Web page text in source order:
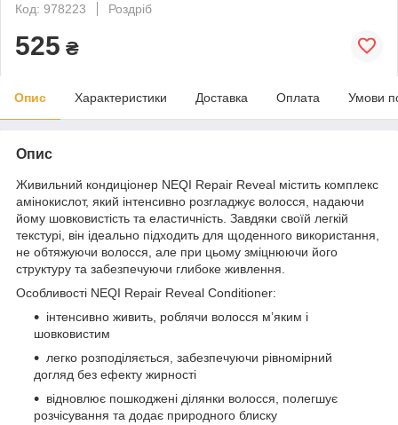
Код: 978223
Роздріб
525 ₴
Опис Характеристики Доставка Оплата Умови
Опис
Живильний кондиціонер NEQI Repair Reveal містить комплекс
амінокислот, який інтенсивно розгладжує волосся, надаючи
йому шовковистість та еластичність. Завдяки своїй легкій
текстурі, він ідеально підходить для щоденного використання,
не обтяжуючи волосся, але при цьому зміцнюючи його
структуру та забезпечуючи глибоке живлення.
Особливості NEQI Repair Reveal Conditioner:
інтенсивно живить, роблячи волосся м’яким і
шовковистим
легко розподіляється, забезпечуючи рівномірний
догляд без ефекту жирності
відновлює пошкоджені ділянки волосся, полегшує
розчісування та додає природного блиску